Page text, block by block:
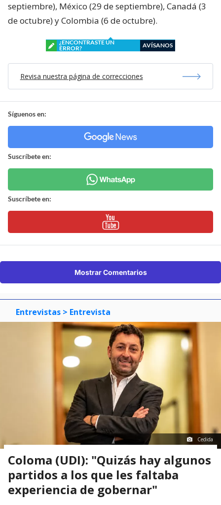
septiembre), México (29 de septiembre), Canadá (3
de octubre) y Colombia (6 de octubre).
¿ENCONTRASTE UN
ERROR?
AVÍSANOS
Revisa nuestra página de correcciones
Síguenos en:
Suscríbete en:
Suscríbete en:
Mostrar Comentarios
Entrevistas > Entrevista
Cedida
Coloma (UDI): "Quizás hay algunos
partidos a los que les faltaba
experiencia de gobernar"